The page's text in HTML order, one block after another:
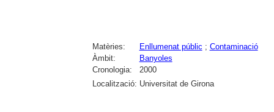
Matèries: Enllumenat públic ; Contaminació
Àmbit:
Banyoles
Cronologia:
2000
Localització: Universitat de Girona